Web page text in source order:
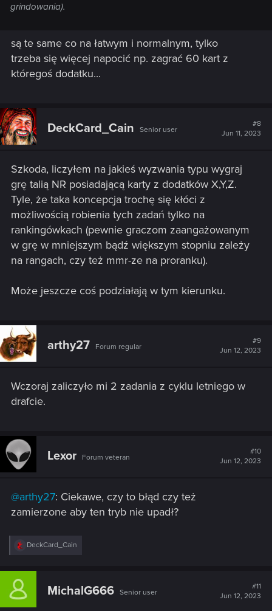
grindowania).
są te same co na łatwym i normalnym, tylko
trzeba się więcej napocić np. zagrać 60 kart z
któregoś dodatku...
DeckCard_Cain Senior user
#8
Jun 11, 2023
Szkoda, liczyłem na jakieś wyzwania typu wygraj
grę talią NR posiadającą karty z dodatków X,Y,Z.
Tyle, że taka koncepcja trochę się kłóci z
możliwością robienia tych zadań tylko na
rankingówkach (pewnie graczom zaangażowanym
w grę w mniejszym bądź większym stopniu zależy
na rangach, czy też mmr-ze na proranku).
Może jeszcze coś podziałają w tym kierunku.
arthy27 Forum regular
#9
Jun 12, 2023
Wczoraj zaliczyło mi 2 zadania z cyklu letniego w
drafcie.
Lexor Forum veteran
#10
Jun 12, 2023
@arthy27: Ciekawe, czy to błąd czy też
zamierzone aby ten tryb nie upadł?
R
c
i
DeckCard_Cain
MichalG666 Senior user
#11
Jun 12, 2023